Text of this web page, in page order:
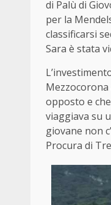
di Palù di
per la
classificarsi
Sara è stata
Mezzocorona
opposto e
viaggiava su
giovane non
Procura di